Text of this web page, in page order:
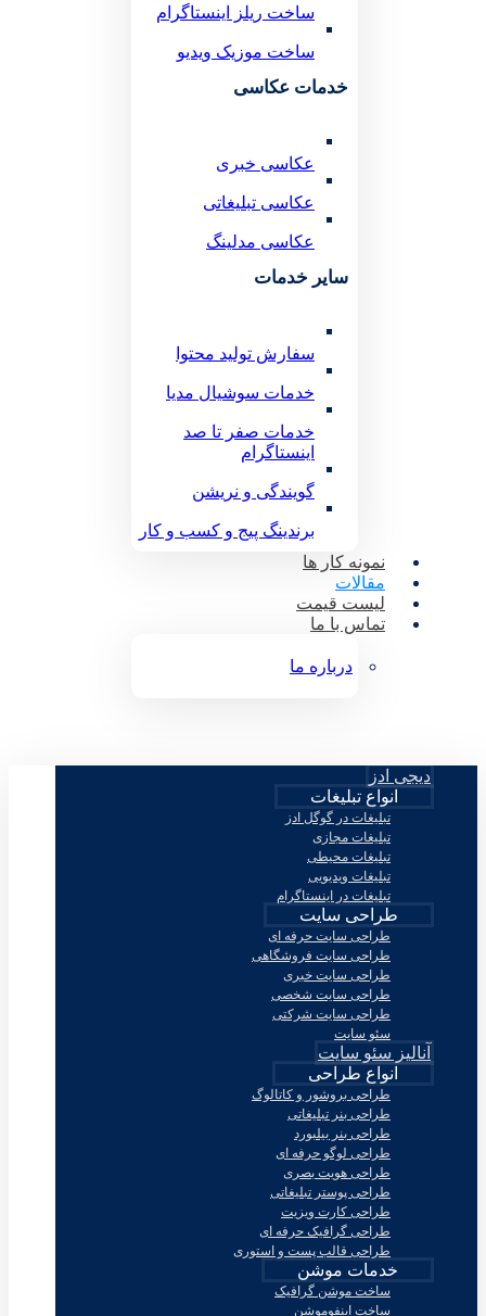
ساخت ریلز اینستاگرام
ساخت موزیک ویدیو
خدمات عکاسی
عکاسی خبری
عکاسی تبلیغاتی
عکاسی مدلینگ
سایر خدمات
سفارش تولید محتوا
خدمات سوشیال مدیا
خدمات صفر تا صد
اینستاگرام
گویندگی و نریشن
برندینگ پیج و کسب و کار
نمونه کار ها
مقالات
لیست قیمت
تماس با ما
درباره ما
دیجی ادز
انواع تبلیغات
تبلیغات در گوگل ادز
تبلیغات مجازی
تبلیغات محیطی
تبلیغات ویدیویی
تبلیغات در اینستاگرام
طراحی سایت
طراحی سایت حرفه ای
طراحی سایت فروشگاهی
طراحی سایت خبری
طراحی سایت شخصی
طراحی سایت شرکتی
سئو سایت
آنالیز سئو سایت
انواع طراحی
طراحی بروشور و کاتالوگ
طراحی بنر تبلیغاتی
طراحی بنر بیلبورد
طراحی لوگو حرفه ای
طراحی هویت بصری
طراحی پوستر تبلیغاتی
طراحی کارت ویزیت
طراحی گرافیک حرفه ای
طراحی قالب پست و استوری
خدمات موشن
ساخت موشن گرافیک
ساخت اینفوموشن